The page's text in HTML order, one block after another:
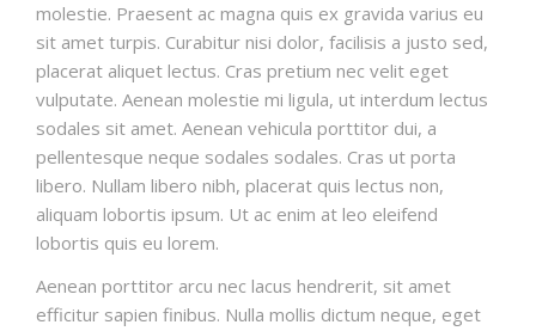
molestie. Praesent ac magna quis ex gravida varius eu
sit amet turpis. Curabitur nisi dolor, facilisis a justo sed,
placerat aliquet lectus. Cras pretium nec velit eget
vulputate. Aenean molestie mi ligula, ut interdum lectus
sodales sit amet. Aenean vehicula porttitor dui, a
pellentesque neque sodales sodales. Cras ut porta
libero. Nullam libero nibh, placerat quis lectus non,
aliquam lobortis ipsum. Ut ac enim at leo eleifend
lobortis quis eu lorem.
Aenean porttitor arcu nec lacus hendrerit, sit amet
efficitur sapien finibus. Nulla mollis dictum neque, eget